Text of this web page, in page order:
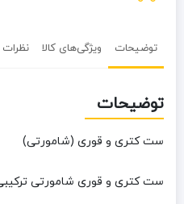
توضیحات ویژگی‌های کالا نظرات
توضیحات
ست کتری و قوری (شامورتی)
ست کتری و قوری شامورتی